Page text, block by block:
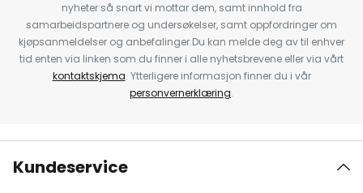
nyheter så snart vi mottar dem, samt innhold fra
samarbeidspartnere og undersøkelser, samt oppfordringer om
kjøpsanmeldelser og anbefalinger.Du kan melde deg av til enhver
tid enten via linken som du finner i alle nyhetsbrevene eller via vårt
kontaktskjema. Ytterligere informasjon finner du i vår
personvernerklæring.
Kundeservice